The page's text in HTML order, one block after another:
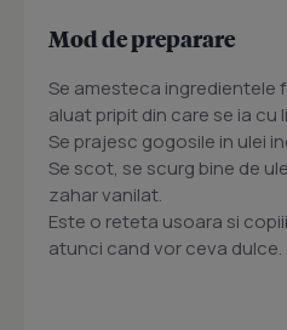
Mod de preparare
Se amesteca ingredientele
aluat pripit din care se ia cu
Se prajesc gogosile in ulei
Se scot, se scurg bine de
zahar vanilat.
Este o reteta usoara si
atunci cand vor ceva dulce.